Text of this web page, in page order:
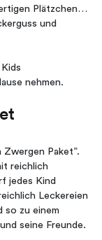
Plätzchen…
und
nehmen.
Paket”.
reichlich
jedes Kind
Leckereien
so zu einem
seine Freunde.